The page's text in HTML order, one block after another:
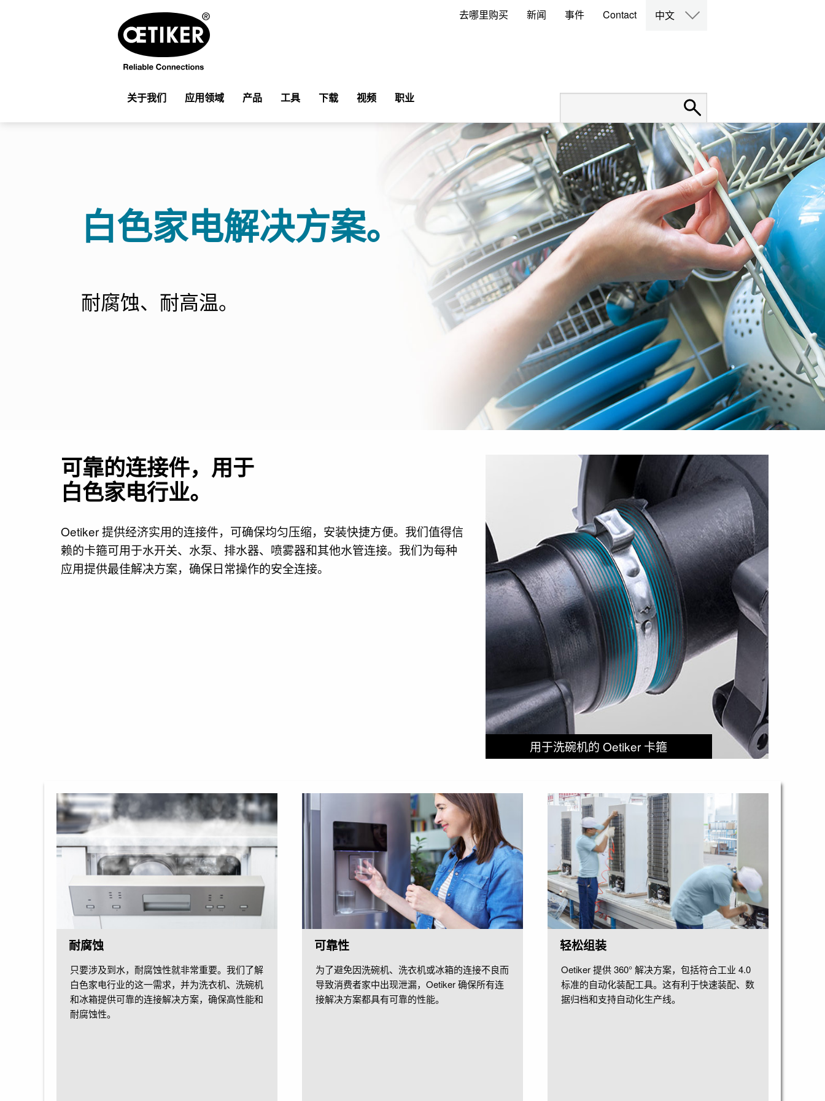
去哪里购买 新闻 事件 Contact 中文
关于我们 应用领域 产品 工具 下载 视频 职业
白色家电解决方案。
耐腐蚀、耐高温。
可靠的连接件，用于
白色家电行业。
Oetiker 提供经济实用的连接件，可确保均匀压缩，安装快捷方便。我们值得信
赖的卡箍可用于水开关、水泵、排水器、喷雾器和其他水管连接。我们为每种
应用提供最佳解决方案，确保日常操作的安全连接。
用于洗碗机的 Oetiker 卡箍
耐腐蚀
只要涉及到水，耐腐蚀性就非常重要。我们了解
白色家电行业的这一需求，并为洗衣机、洗碗机
和冰箱提供可靠的连接解决方案，确保高性能和
耐腐蚀性。
可靠性
为了避免因洗碗机、洗衣机或冰箱的连接不良而
导致消费者家中出现泄漏，Oetiker 确保所有连
接解决方案都具有可靠的性能。
轻松组装
Oetiker 提供 360° 解决方案，包括符合工业 4.0
标准的自动化装配工具。这有利于快速装配、数
据归档和支持自动化生产线。